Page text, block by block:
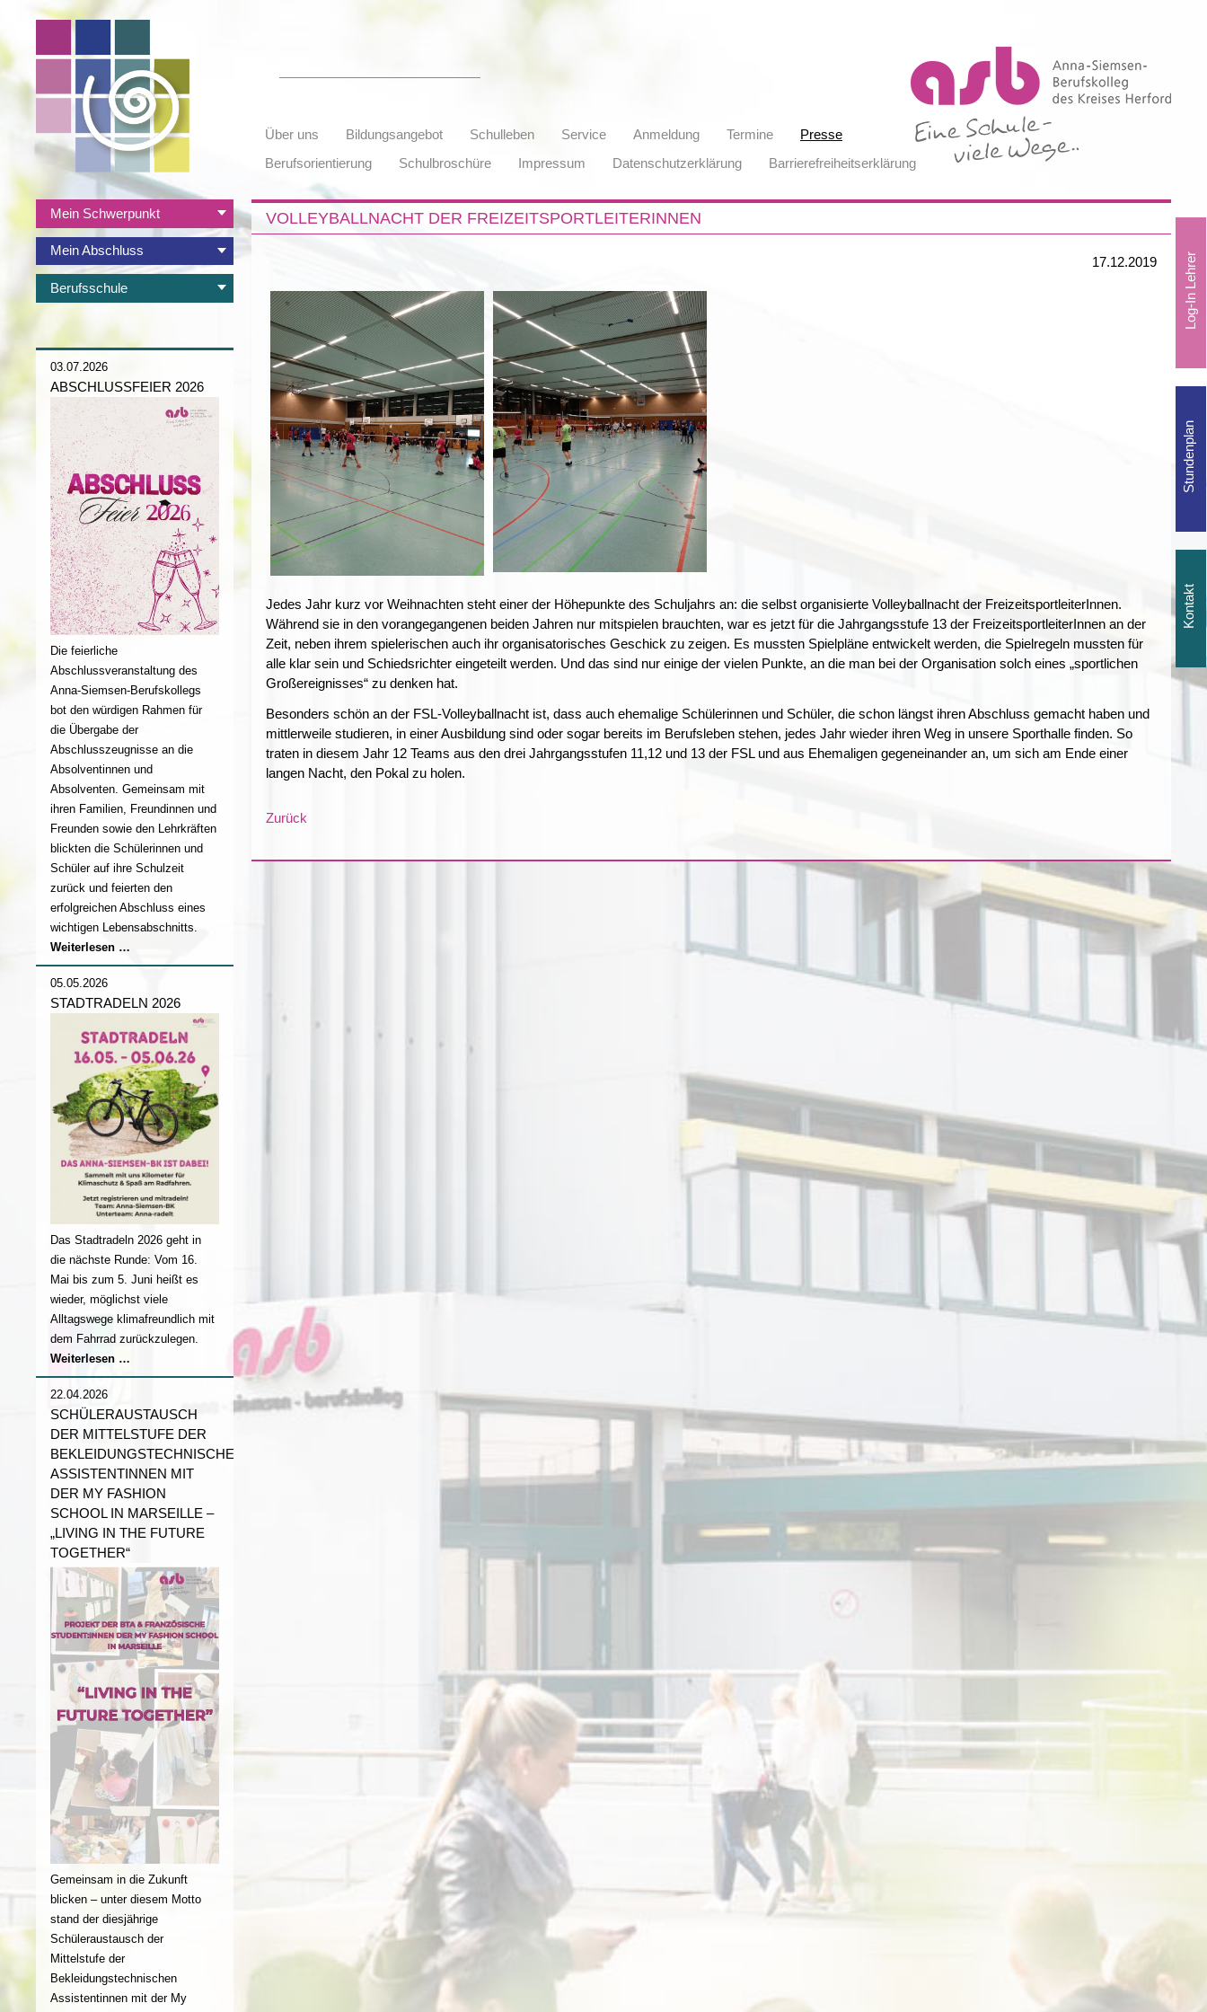
Navigation
Über uns Bildungsangebot Schulleben Service Anmeldung Termine
Presse
Berufsorientierung
Schulbroschüre Impressum Datenschutzerklärung Barrierefreiheitserklärung
VOLLEYBALLNACHT DER FREIZEITSPORTLEITERINNEN
17.12.2019
Jedes Jahr kurz vor Weihnachten steht einer der Höhepunkte des Schuljahrs an: die selbst organisierte Volleyballnacht der FreizeitsportleiterInnen.
Während sie in den vorangegangenen beiden Jahren nur mitspielen brauchten, war es jetzt für die Jahrgangsstufe 13 der FreizeitsportleiterInnen an der
Zeit, neben ihrem spielerischen auch ihr organisatorisches Geschick zu zeigen. Es mussten Spielpläne entwickelt werden, die Spielregeln mussten für
alle klar sein und Schiedsrichter eingeteilt werden. Und das sind nur einige der vielen Punkte, an die man bei der Organisation solch eines „sportlichen
Großereignisses“ zu denken hat.
Besonders schön an der FSL-Volleyballnacht ist, dass auch ehemalige Schülerinnen und Schüler, die schon längst ihren Abschluss gemacht haben und
mittlerweile studieren, in einer Ausbildung sind oder sogar bereits im Berufsleben stehen, jedes Jahr wieder ihren Weg in unsere Sporthalle finden. So
traten in diesem Jahr 12 Teams aus den drei Jahrgangsstufen 11,12 und 13 der FSL und aus Ehemaligen gegeneinander an, um sich am Ende einer
langen Nacht, den Pokal zu holen.
Zurück
Navigation
überspringen
Mein Schwerpunkt
Mein Abschluss
Berufsschule
03.07.2026
ABSCHLUSSFEIER 2026
Die feierliche
Abschlussveranstaltung des
Anna-Siemsen-Berufskollegs
bot den würdigen Rahmen für
die Übergabe der
Abschlusszeugnisse an die
Absolventinnen und
Absolventen. Gemeinsam mit
ihren Familien, Freundinnen und
Freunden sowie den Lehrkräften
blickten die Schülerinnen und
Schüler auf ihre Schulzeit
zurück und feierten den
erfolgreichen Abschluss eines
wichtigen Lebensabschnitts.
Weiterlesen …
2026
05.05.2026
STADTRADELN 2026
Das Stadtradeln 2026 geht in
die nächste Runde: Vom 16.
Mai bis zum 5. Juni heißt es
wieder, möglichst viele
Alltagswege klimafreundlich mit
dem Fahrrad zurückzulegen.
Weiterlesen …
2026
22.04.2026
SCHÜLERAUSTAUSCH
DER MITTELSTUFE DER
BEKLEIDUNGSTECHNISCHEN
ASSISTENTINNEN MIT
DER MY FASHION
SCHOOL IN MARSEILLE –
„LIVING IN THE FUTURE
TOGETHER“
Gemeinsam in die Zukunft
blicken – unter diesem Motto
stand der diesjährige
Schüleraustausch der
Mittelstufe der
Bekleidungstechnischen
Assistentinnen mit der My